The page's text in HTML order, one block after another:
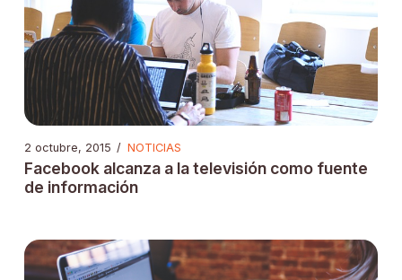
2 octubre, 2015 / NOTICIAS
Facebook alcanza a la televisión como fuente
de información